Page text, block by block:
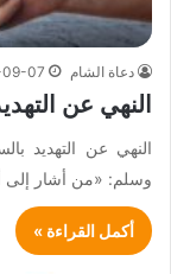
دعاة الشام 07
النهي عن
النهي عن التهديد
وسلم: «من أشار إلى
أكمل القراءة »